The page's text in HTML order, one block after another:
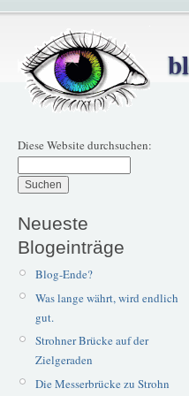
Diese Website durchsuchen:
Neueste
Blogeinträge
Blog-Ende?
Was lange währt, wird endlich
gut.
Strohner Brücke auf der
Zielgeraden
Die Messerbrücke zu Strohn